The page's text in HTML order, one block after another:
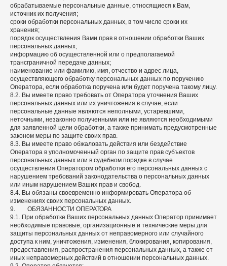
обрабатываемые персональные данные, относящиеся к Вам,
источник их получения;
сроки обработки персональных данных, в том числе сроки их
хранения;
порядок осуществления Вами прав в отношении обработки Ваших
персональных данных;
информацию об осуществленной или о предполагаемой
трансграничной передаче данных;
наименование или фамилию, имя, отчество и адрес лица,
осуществляющего обработку персональных данных по поручению
Оператора, если обработка поручена или будет поручена такому лицу.
8.2. Вы имеете право требовать от Оператора уточнения Ваших
персональных данных или их уничтожения в случае, если
персональные данные являются неполными, устаревшими,
неточными, незаконно полученными или не являются необходимыми
для заявленной цели обработки, а также принимать предусмотренные
законом меры по защите своих прав.
8.3. Вы имеете право обжаловать действия или бездействие
Оператора в уполномоченный орган по защите прав субъектов
персональных данных или в судебном порядке в случае
осуществления Оператором обработки его персональных данных с
нарушением требований законодательства о персональных данных
или иным нарушением Ваших прав и свобод.
8.4. Вы обязаны своевременно информировать Оператора об
изменениях своих персональных данных.
9. ОБЯЗАННОСТИ ОПЕРАТОРА
9.1. При обработке Ваших персональных данных Оператор принимает
необходимые правовые, организационные и технические меры для
защиты персональных данных от неправомерного или случайного
доступа к ним, уничтожения, изменения, блокирования, копирования,
предоставления, распространения персональных данных, а также от
иных неправомерных действий в отношении персональных данных.